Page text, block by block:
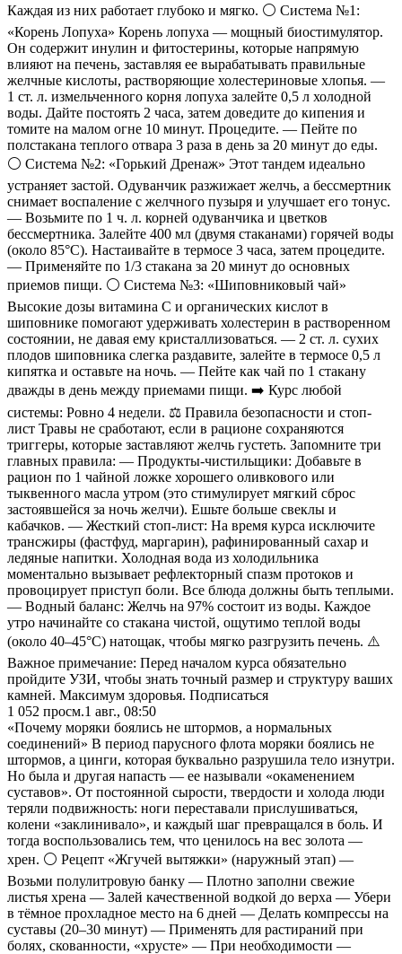
Каждая из них работает глубоко и мягко. ⚪️ Система №1:
«Корень Лопуха» Корень лопуха — мощный биостимулятор.
Он содержит инулин и фитостерины, которые напрямую
влияют на печень, заставляя ее вырабатывать правильные
желчные кислоты, растворяющие холестериновые хлопья. —
1 ст. л. измельченного корня лопуха залейте 0,5 л холодной
воды. Дайте постоять 2 часа, затем доведите до кипения и
томите на малом огне 10 минут. Процедите. — Пейте по
полстакана теплого отвара 3 раза в день за 20 минут до еды.
⚪️ Система №2: «Горький Дренаж» Этот тандем идеально
устраняет застой. Одуванчик разжижает желчь, а бессмертник
снимает воспаление с желчного пузыря и улучшает его тонус.
— Возьмите по 1 ч. л. корней одуванчика и цветков
бессмертника. Залейте 400 мл (двумя стаканами) горячей воды
(около 85°C). Настаивайте в термосе 3 часа, затем процедите.
— Применяйте по 1/3 стакана за 20 минут до основных
приемов пищи. ⚪️ Система №3: «Шиповниковый чай»
Высокие дозы витамина C и органических кислот в
шиповнике помогают удерживать холестерин в растворенном
состоянии, не давая ему кристаллизоваться. — 2 ст. л. сухих
плодов шиповника слегка раздавите, залейте в термосе 0,5 л
кипятка и оставьте на ночь. — Пейте как чай по 1 стакану
дважды в день между приемами пищи. ➡️ Курс любой
системы: Ровно 4 недели. ⚖️ Правила безопасности и стоп-
лист Травы не сработают, если в рационе сохраняются
триггеры, которые заставляют желчь густеть. Запомните три
главных правила: — Продукты-чистильщики: Добавьте в
рацион по 1 чайной ложке хорошего оливкового или
тыквенного масла утром (это стимулирует мягкий сброс
застоявшейся за ночь желчи). Ешьте больше свеклы и
кабачков. — Жесткий стоп-лист: На время курса исключите
трансжиры (фастфуд, маргарин), рафинированный сахар и
ледяные напитки. Холодная вода из холодильника
моментально вызывает рефлекторный спазм протоков и
провоцирует приступ боли. Все блюда должны быть теплыми.
— Водный баланс: Желчь на 97% состоит из воды. Каждое
утро начинайте со стакана чистой, ощутимо теплой воды
(около 40–45°C) натощак, чтобы мягко разгрузить печень. ⚠️
Важное примечание: Перед началом курса обязательно
пройдите УЗИ, чтобы знать точный размер и структуру ваших
камней. Максимум здоровья. Подписаться
1 052 просм.1 авг., 08:50
«Почему моряки боялись не штормов, а нормальных
соединений» В период парусного флота моряки боялись не
штормов, а цинги, которая буквально разрушила тело изнутри.
Но была и другая напасть — ее называли «окаменением
суставов». От постоянной сырости, твердости и холода люди
теряли подвижность: ноги переставали прислушиваться,
колени «заклинивало», и каждый шаг превращался в боль. И
тогда воспользовались тем, что ценилось на вес золота —
хрен. ⚪️ Рецепт «Жгучей вытяжки» (наружный этап) —
Возьми полулитровую банку — Плотно заполни свежие
листья хрена — Залей качественной водкой до верха — Убери
в тёмное прохладное место на 6 дней — Делать компрессы на
суставы (20–30 минут) — Применять для растираний при
болях, скованности, «хрусте» — При необходимости —